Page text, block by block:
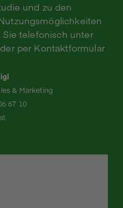
und zu den
Sie telefonisch unter
per Kontaktformular
& Marketing​
67 10​